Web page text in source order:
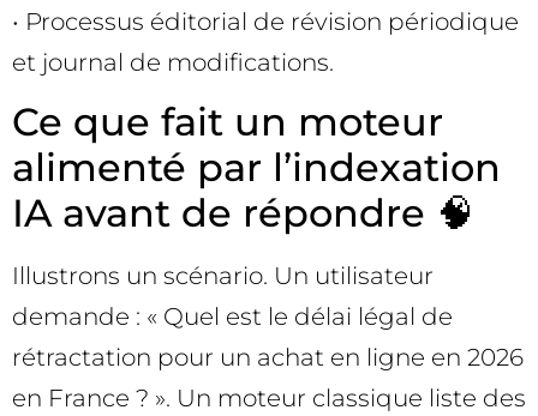
• Processus éditorial de révision périodique
et journal de modifications.
Ce que fait un moteur
alimenté par l’indexation
IA avant de répondre 🧠
Illustrons un scénario. Un utilisateur
demande : « Quel est le délai légal de
rétractation pour un achat en ligne en 2026
en France ? ». Un moteur classique liste des